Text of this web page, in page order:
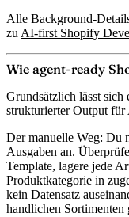
Alle Background-
zu AI-first Shopify
Wie agent-ready
Grundsätzlich lässt sich
strukturierter Output für
Der manuelle Weg: Du
Ausgaben an.
Template, lagere jede
Produktkategorie in
kein Datensatz
handlichen Sortimenten